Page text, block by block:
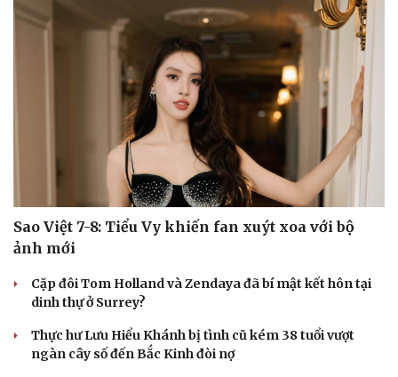
Cải chính
Sao Việt 7-8: Tiểu Vy khiến fan xuýt xoa với bộ
ảnh mới
Cặp đôi Tom Holland và Zendaya đã bí mật kết hôn tại
dinh thự ở Surrey?
Thực hư Lưu Hiểu Khánh bị tình cũ kém 38 tuổi vượt
ngàn cây số đến Bắc Kinh đòi nợ